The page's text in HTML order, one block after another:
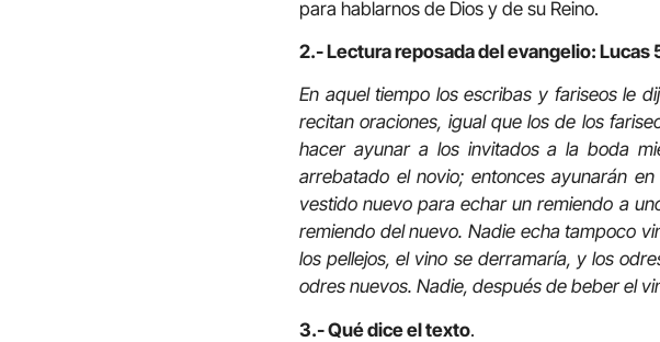
para hablarnos de Dios y de su Reino.
2.- Lectura reposada del evangelio: Lucas
En aquel tiempo los escribas y fariseos le
recitan oraciones, igual que los de los
hacer ayunar a los invitados a la boda
arrebatado el novio; entonces ayunarán
vestido nuevo para echar un remiendo a
remiendo del nuevo. Nadie echa tampoco
los pellejos, el vino se derramaría, y los
odres nuevos. Nadie, después de beber el
3.- Qué dice el texto.